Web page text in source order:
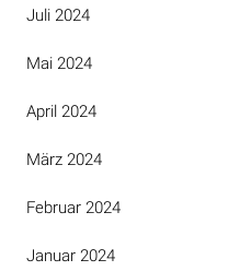
Juli 2024
Mai 2024
April 2024
März 2024
Februar 2024
Januar 2024